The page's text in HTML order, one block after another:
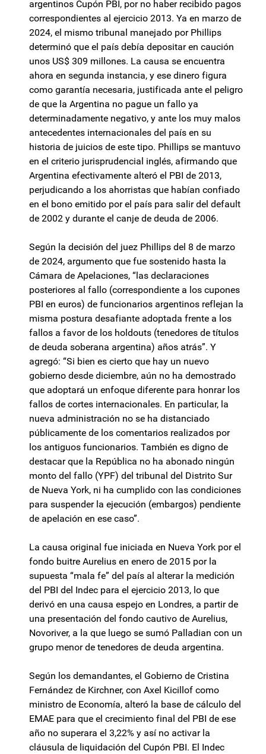
argentinos Cupón PBI, por no haber recibido pagos
correspondientes al ejercicio 2013. Ya en marzo de
2024, el mismo tribunal manejado por Phillips
determinó que el país debía depositar en caución
unos US$ 309 millones. La causa se encuentra
ahora en segunda instancia, y ese dinero figura
como garantía necesaria, justificada ante el peligro
de que la Argentina no pague un fallo ya
determinadamente negativo, y ante los muy malos
antecedentes internacionales del país en su
historia de juicios de este tipo. Phillips se mantuvo
en el criterio jurisprudencial inglés, afirmando que
Argentina efectivamente alteró el PBI de 2013,
perjudicando a los ahorristas que habían confiado
en el bono emitido por el país para salir del default
de 2002 y durante el canje de deuda de 2006.
Según la decisión del juez Phillips del 8 de marzo
de 2024, argumento que fue sostenido hasta la
Cámara de Apelaciones, “las declaraciones
posteriores al fallo (correspondiente a los cupones
PBI en euros) de funcionarios argentinos reflejan la
misma postura desafiante adoptada frente a los
fallos a favor de los holdouts (tenedores de títulos
de deuda soberana argentina) años atrás”. Y
agregó: “Si bien es cierto que hay un nuevo
gobierno desde diciembre, aún no ha demostrado
que adoptará un enfoque diferente para honrar los
fallos de cortes internacionales. En particular, la
nueva administración no se ha distanciado
públicamente de los comentarios realizados por
los antiguos funcionarios. También es digno de
destacar que la República no ha abonado ningún
monto del fallo (YPF) del tribunal del Distrito Sur
de Nueva York, ni ha cumplido con las condiciones
para suspender la ejecución (embargos) pendiente
de apelación en ese caso”.
La causa original fue iniciada en Nueva York por el
fondo buitre Aurelius en enero de 2015 por la
supuesta “mala fe” del país al alterar la medición
del PBI del Indec para el ejercicio 2013, lo que
derivó en una causa espejo en Londres, a partir de
una presentación del fondo cautivo de Aurelius,
Novoriver, a la que luego se sumó Palladian con un
grupo menor de tenedores de deuda argentina.
Según los demandantes, el Gobierno de Cristina
Fernández de Kirchner, con Axel Kicillof como
ministro de Economía, alteró la base de cálculo del
EMAE para que el crecimiento final del PBI de ese
año no superara el 3,22% y así no activar la
cláusula de liquidación del Cupón PBI. El Indec